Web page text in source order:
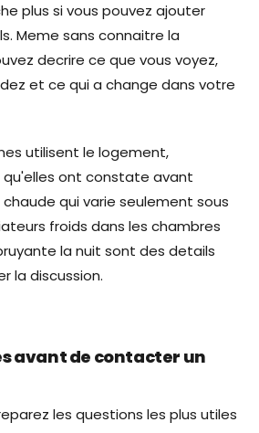
plus si vous pouvez ajouter
Meme sans connaitre la
decrire ce que vous voyez,
et ce qui a change dans votre
utilisent le logement,
ont constate avant
qui varie seulement sous
froids dans les chambres
la nuit sont des details
la discussion.
avant de contacter un
les questions les plus utiles